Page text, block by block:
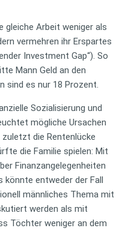
gleiche Arbeit weniger als
vermehren ihr Erspartes
Investment Gap“). So
Mann Geld an den
sind es nur 18 Prozent.
Sozialisierung und
mögliche Ursachen
die Rentenlücke
die Familie spielen: Mit
Finanzangelegenheiten
könnte entweder der Fall
männliches Thema mit
werden als mit
Töchter weniger an dem